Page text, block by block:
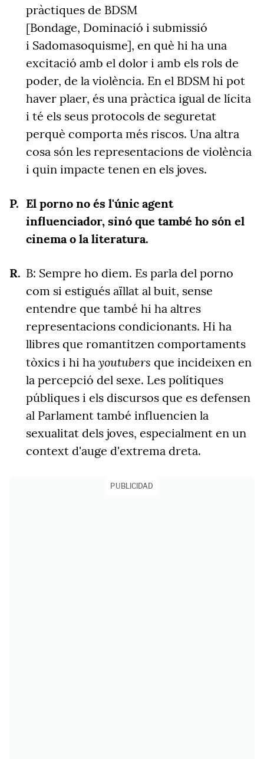
pràctiques de BDSM
[Bondage, Dominació i submissió
i Sadomasoquisme], en què hi ha una
excitació amb el dolor i amb els rols de
poder, de la violència. En el BDSM hi pot
haver plaer, és una pràctica igual de lícita
i té els seus protocols de seguretat
perquè comporta més riscos. Una altra
cosa són les representacions de violència
i quin impacte tenen en els joves.
El porno no és l'únic agent
influenciador, sinó que també ho són el
cinema o la literatura.
B: Sempre ho diem. Es parla del porno
com si estigués aïllat al buit, sense
entendre que també hi ha altres
representacions condicionants. Hi ha
llibres que romantitzen comportaments
tòxics i hi ha youtubers que incideixen en
la percepció del sexe. Les polítiques
públiques i els discursos que es defensen
al Parlament també influencien la
sexualitat dels joves, especialment en un
context d'auge d'extrema dreta.
PUBLICIDAD